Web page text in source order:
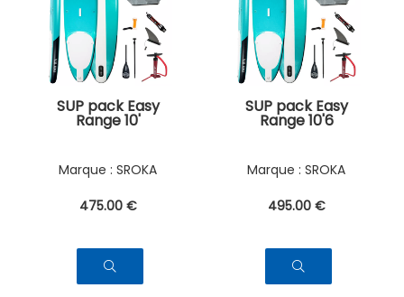
SUP pack Easy
Range 10'
SROKA
475.00 €
SUP pack Easy
Range 10'6
SROKA
495.00 €